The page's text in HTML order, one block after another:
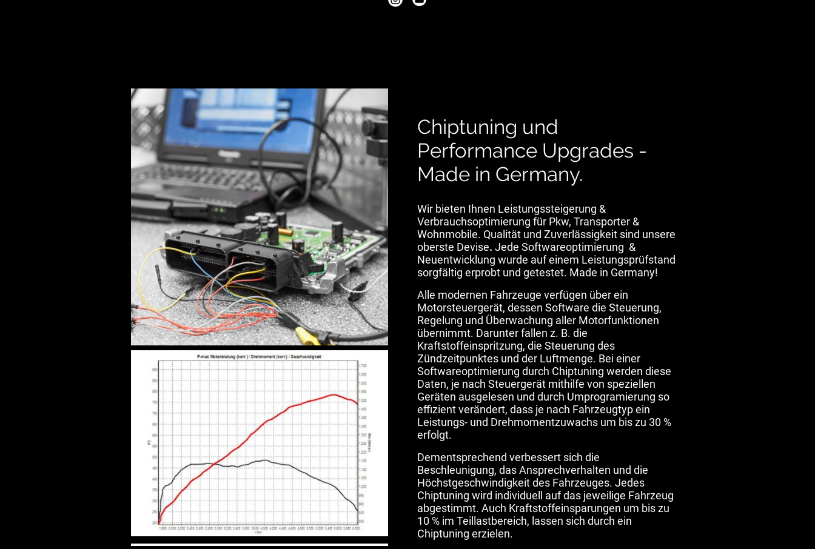
Chiptuning und
Performance Upgrades -
Made in Germany.
Wir bieten Ihnen Leistungssteigerung &
Verbrauchsoptimierung für Pkw, Transporter &
Wohnmobile. Qualität und Zuverlässigkeit sind unsere
oberste Devise. Jede Softwareoptimierung &
Neuentwicklung wurde auf einem Leistungsprüfstand
sorgfältig erprobt und getestet. Made in Germany!
Alle modernen Fahrzeuge verfügen über ein
Motorsteuergerät, dessen Software die Steuerung,
Regelung und Überwachung aller Motorfunktionen
übernimmt. Darunter fallen z. B. die
Kraftstoffeinspritzung, die Steuerung des
Zündzeitpunktes und der Luftmenge. Bei einer
Softwareoptimierung durch Chiptuning werden diese
Daten, je nach Steuergerät mithilfe von speziellen
Geräten ausgelesen und durch Umprogramierung so
effizient verändert, dass je nach Fahrzeugtyp ein
Leistungs- und Drehmomentzuwachs um bis zu 30 %
erfolgt.
Dementsprechend verbessert sich die
Beschleunigung, das Ansprechverhalten und die
Höchstgeschwindigkeit des Fahrzeuges. Jedes
Chiptuning wird individuell auf das jeweilige Fahrzeug
abgestimmt. Auch Kraftstoffeinsparungen um bis zu
10 % im Teillastbereich, lassen sich durch ein
Chiptuning erzielen.